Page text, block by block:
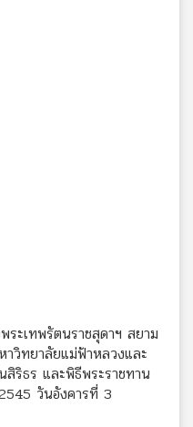
ะเทพรัตนราชสุดาฯ สยาม
าวิทยาลัยแม่ฟ้าหลวงและ
ริธร และพิธีพระราชทาน
วันอังคารที่ 3